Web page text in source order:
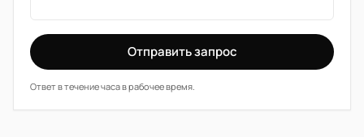
Отправить запрос
Ответ в течение часа в рабочее время.